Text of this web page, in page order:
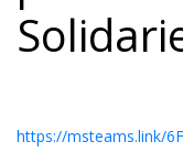
https://msteams.link/